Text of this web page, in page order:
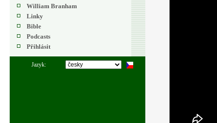
William Branham
Linky
Bible
Podcasts
Přihlásit
Jazyk: